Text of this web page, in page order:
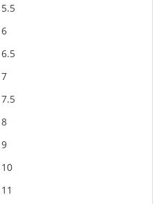
5.5
6
6.5
7
7.5
8
9
10
11